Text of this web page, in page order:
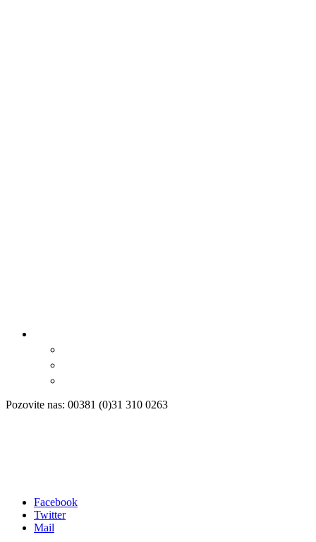
Pozovite nas: 00381 (0)31 310 0263
Facebook
Twitter
Mail